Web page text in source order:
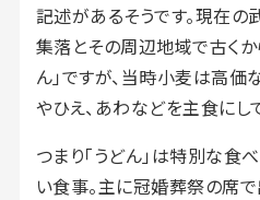
記述があるそうです。現在
集落とその周辺地域で古く
ん」ですが、当時小麦は高
やひえ、あわなどを主食にし
つまり「うどん」は特別な食
い食事。主に冠婚葬祭の席